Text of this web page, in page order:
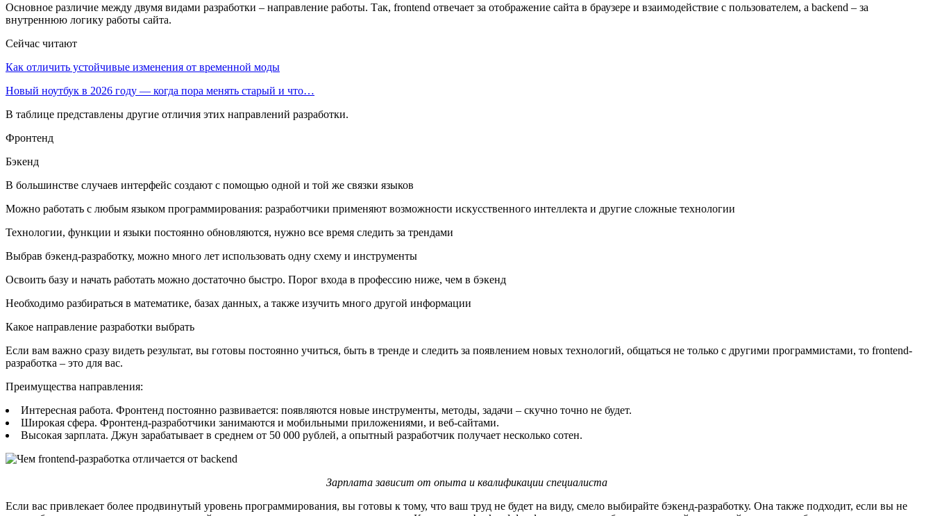
Основное различие между двумя видами разработки – направление работы. Так, frontend отвечает за отображение сайта в браузере и взаимодействие с пользователем, а backend – за
внутреннюю логику работы сайта.
Сейчас читают
Как отличить устойчивые изменения от временной моды
Новый ноутбук в 2026 году — когда пора менять старый и что…
В таблице представлены другие отличия этих направлений разработки.
Фронтенд
Бэкенд
В большинстве случаев интерфейс создают с помощью одной и той же связки языков
Можно работать с любым языком программирования: разработчики применяют возможности искусственного интеллекта и другие сложные технологии
Технологии, функции и языки постоянно обновляются, нужно все время следить за трендами
Выбрав бэкенд-разработку, можно много лет использовать одну схему и инструменты
Освоить базу и начать работать можно достаточно быстро. Порог входа в профессию ниже, чем в бэкенд
Необходимо разбираться в математике, базах данных, а также изучить много другой информации
Какое направление разработки выбрать
Если вам важно сразу видеть результат, вы готовы постоянно учиться, быть в тренде и следить за появлением новых технологий, общаться не только с другими программистами, то frontend-
разработка – это для вас.
Преимущества направления:
Интересная работа. Фронтенд постоянно развивается: появляются новые инструменты, методы, задачи – скучно точно не будет.
Широкая сфера. Фронтенд-разработчики занимаются и мобильными приложениями, и веб-сайтами.
Высокая зарплата. Джун зарабатывает в среднем от 50 000 рублей, а опытный разработчик получает несколько сотен.
Зарплата зависит от опыта и квалификации специалиста
Если вас привлекает более продвинутый уровень программирования, вы готовы к тому, что ваш труд не будет на виду, смело выбирайте бэкенд-разработку. Она также подходит, если вы не